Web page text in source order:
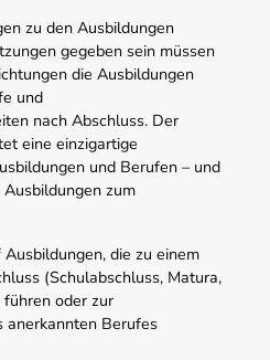
zu den Ausbildungen
gegeben sein müssen
die Ausbildungen
und
nach Abschluss. Der
eine einzigartige
und Berufen – und
zum
die zu einem
(Schulabschluss, Matura,
führen oder zur
anerkannten Berufes